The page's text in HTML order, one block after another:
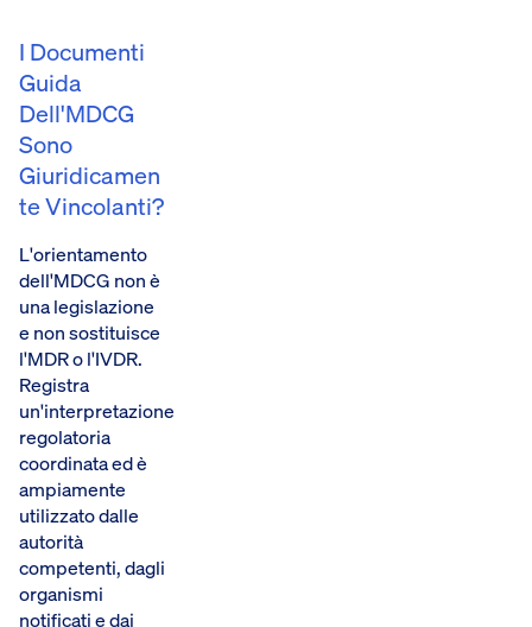
I Documenti
Guida
Dell'MDCG
Sono
Giuridicamen
Te Vincolanti?
L'orientamento
dell'MDCG non è
una legislazione
e non sostituisce
l'MDR o l'IVDR.
Registra
un'interpretazione
regolatoria
coordinata ed è
ampiamente
utilizzato dalle
autorità
competenti, dagli
organismi
notificati e dai